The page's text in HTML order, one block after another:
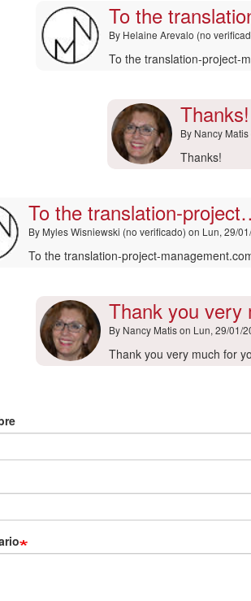
Ajouter
un
commentaire
|
Robin
(no
verificado)
To the
By Helaine Arevalo (no
En
admin
por
marcoo
To the translation-project-
Thanks!
By Nancy Matis
En
To
the
translation-
project…
(no
verificado)
Thanks!
To the translation-
By Myles Wisniewski (no verificado) on Lun, 29/
To the translation-project-
Thank you
By Nancy Matison Lun, 29/01/
En
translation-
(no
Thank you very much for